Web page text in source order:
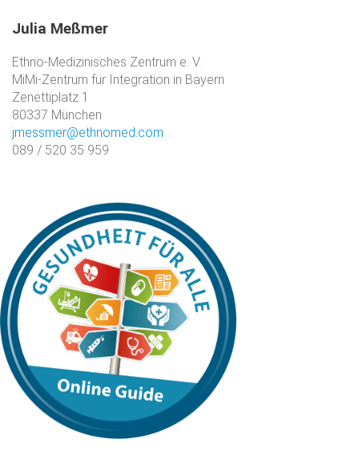
Julia Meßmer
Ethno-Medizinisches Zentrum e. V.
MiMi-Zentrum für Integration in Bayern
Zenettiplatz 1
80337 München
jmessmer@ethnomed.com
089 / 520 35 959